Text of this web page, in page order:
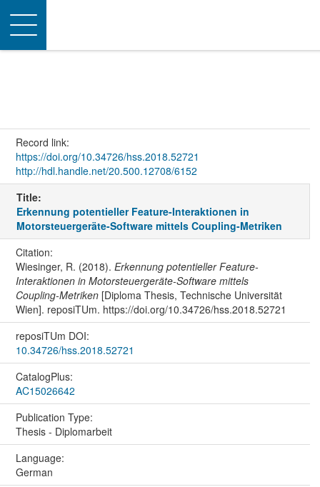
Toggle
navigation
Record link:
https://doi.org/10.34726/hss.2018.52721
http://hdl.handle.net/20.500.12708/6152
Title:
Erkennung potentieller Feature-Interaktionen in
Motorsteuergeräte-Software mittels Coupling-Metriken
Citation:
Wiesinger, R. (2018). Erkennung potentieller Feature-
Interaktionen in Motorsteuergeräte-Software mittels
Coupling-Metriken[Diploma Thesis, Technische Universität
Wien]. reposiTUm. https://doi.org/10.34726/hss.2018.52721
reposiTUm DOI:
10.34726/hss.2018.52721
CatalogPlus:
AC15026642
Publication Type:
Thesis - Diplomarbeit
Language:
German